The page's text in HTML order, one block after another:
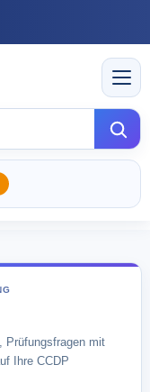
Prüfungsfragen mit
Ihre CCDP